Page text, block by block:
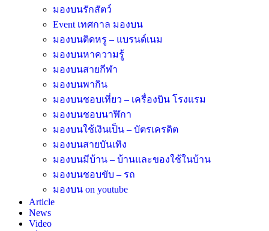
มองบนรักสัตว์
Event เทศกาล มองบน
มองบนติดหรู – แบรนด์เนม
มองบนหาความรู้
มองบนสายกีฬา
มองบนพากิน
มองบนชอบเที่ยว – เครื่องบิน โรงแรม
มองบนชอบนาฬิกา
มองบนใช้เงินเป็น – บัตรเครดิต
มองบนสายบันเทิง
มองบนมีบ้าน – บ้านและของใช้ในบ้าน
มองบนชอบขับ – รถ
มองบน on youtube
Article
News
Video